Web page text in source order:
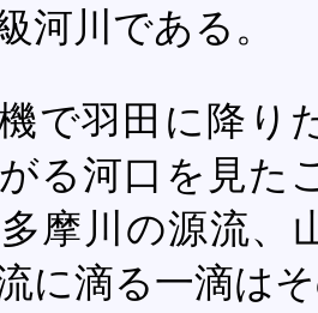
河川である。
で羽田に降り
る河口を見た
摩川の源流、
に滴る一滴は